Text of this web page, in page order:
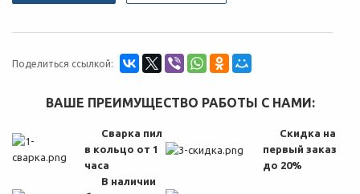
Поделиться ссылкой:
ВАШЕ ПРЕИМУЩЕСТВО РАБОТЫ С НАМИ:
Сварка пил
в кольцо от 1
часа
Скидка на
первый заказ
до 20%
В наличии